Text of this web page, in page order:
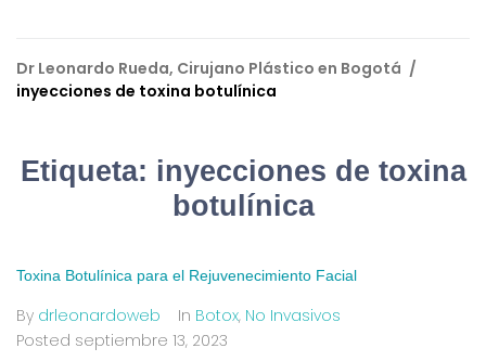
Dr Leonardo Rueda, Cirujano Plástico en Bogotá /
inyecciones de toxina botulínica
Etiqueta: inyecciones de toxina
botulínica
Toxina Botulínica para el Rejuvenecimiento Facial
By drleonardoweb In Botox, No Invasivos
Posted septiembre 13, 2023